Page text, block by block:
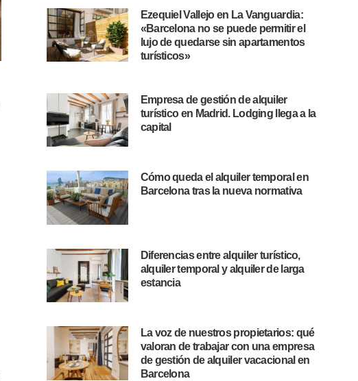
Ezequiel Vallejo en La Vanguardia:
«Barcelona no se puede permitir el
lujo de quedarse sin apartamentos
turísticos»
Empresa de gestión de alquiler
turístico en Madrid. Lodging llega a la
capital
Cómo queda el alquiler temporal en
Barcelona tras la nueva normativa
Diferencias entre alquiler turístico,
alquiler temporal y alquiler de larga
estancia
La voz de nuestros propietarios: qué
valoran de trabajar con una empresa
de gestión de alquiler vacacional en
Barcelona